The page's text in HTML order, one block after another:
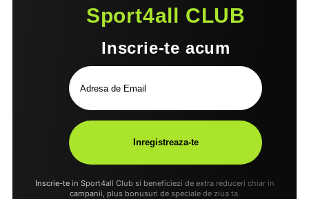
Sport4all CLUB
Inscrie-te acum
Inscrie-te in Sport4all Club si beneficiezi de extra reduceri chiar in
campanii, plus bonusuri de speciale de ziua ta.